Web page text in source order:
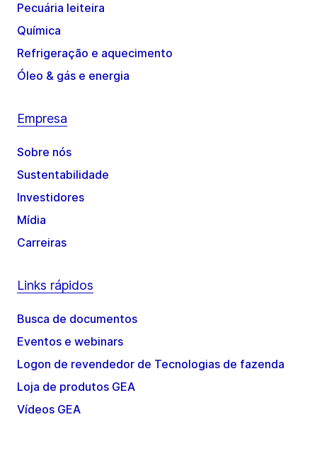
Pecuária leiteira
Química
Refrigeração e aquecimento
Óleo & gás e energia
Empresa
Sobre nós
Sustentabilidade
Investidores
Mídia
Carreiras
Links rápidos
Busca de documentos
Eventos e webinars
Logon de revendedor de Tecnologias de fazenda
Loja de produtos GEA
Vídeos GEA